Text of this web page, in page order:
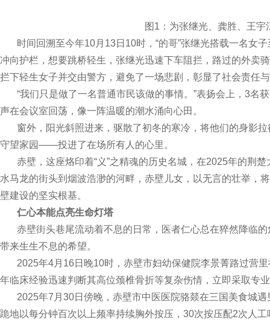
图1：为张继光、龚胜、王宇江颁
时间回溯至今年10月13日10时，“的哥”张继光搭载一名女
冲向护栏，想要跳桥轻生，张继光迅速下车阻拦，路过的外卖
拦下轻生女子并交由警方，避免了一场悲剧，彰显了社会责任
“我们只是做了一名普通市民该做的事情。”表扬会上，3名
声在会议室回荡，像一阵温暖的潮水涌向心田。
窗外，阳光斜照进来，驱散了初冬的寒冷，将他们的身影
守望家园——投进了在场所有人的心里。
赤壁，这座烙印着“义”之精魂的历史名城，在2025年的荆
水马龙的街头到烟波浩渺的河畔，赤壁儿女，以无言的壮举，
壁建设的坚实根基。
仁心本能点亮生命灯塔
赤壁街头巷尾流动着不息的日常，医者仁心总在猝然降临的
带来生生不息的希望。
2025年4月16日晚10时，赤壁市妇幼保健院李景菁路过营里
年临床经验迅速判断其高位颈椎骨折等复杂伤情，立即采取专
2025年7月30日傍晚，赤壁市中医医院骆燚在三国美食城遇
跪地以每分钟百次以上频率持续胸外按压，30次按压配2次人